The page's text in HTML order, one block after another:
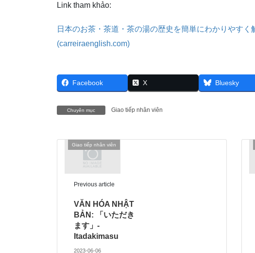
Link tham khảo:
日本のお茶・茶道・茶の湯の歴史を簡単にわかりやすく
(carreiraenglish.com)
Facebook X Bluesky
Chuyên mục Giao tiếp nhân viên
Giao tiếp nhân viên
Previous article
VĂN HÓA NHẬT
BẢN: 「いただき
ます」-
Itadakimasu
2023-06-06